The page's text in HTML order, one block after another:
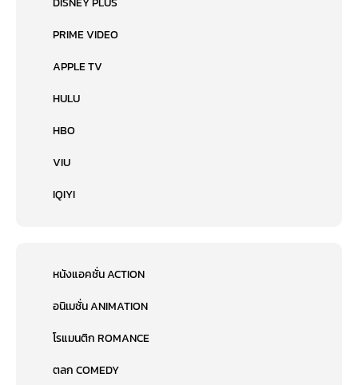
PRIME VIDEO
APPLE TV
HULU
HBO
VIU
IQIYI
หนังแอคชั่น ACTION
อนิเมชั่น ANIMATION
โรแมนติก ROMANCE
ตลก COMEDY